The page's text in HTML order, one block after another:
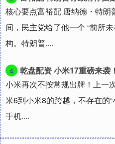
核心要点富裕配 唐纳德・特
间，民主党给了他一个 “前所
构。特朗普....
4
乾盘配资 小米17重磅来袭！9月发布，
小米再次不按常规出牌！上一
米6到小米8的跨越，不存在的
手机....